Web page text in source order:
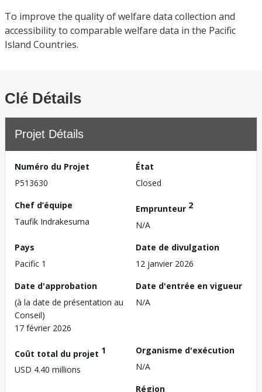
To improve the quality of welfare data collection and
accessibility to comparable welfare data in the Pacific
Island Countries.
Clé Détails
Projet Détails
Numéro du Projet
P513630
État
Closed
Chef d’équipe
Taufik Indrakesuma
Emprunteur 2
N/A
Pays
Pacific 1
Date de divulgation
12 janvier 2026
Date d'approbation
(à la date de présentation au
Conseil)
17 février 2026
Date d'entrée en vigueur
N/A
Coût total du projet 1
USD 4.40 millions
Organisme d'exécution
N/A
Région